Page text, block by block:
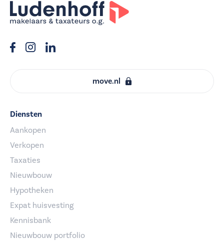
move.nl
Diensten
Aankopen
Verkopen
Taxaties
Nieuwbouw
Hypotheken
Expat huisvesting
Kennisbank
Nieuwbouw portfolio